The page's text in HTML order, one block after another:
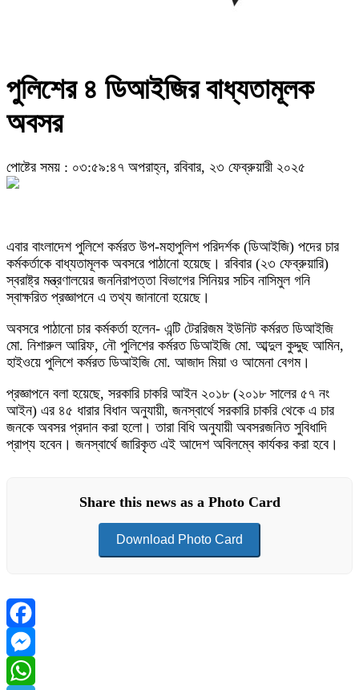
পুলিশের ৪ ডিআইজির বাধ্যতামূলক
অবসর
পোষ্টের সময় : ০৩:৫৯:৪৭ অপরাহ্ন, রবিবার, ২৩ ফেব্রুয়ারী ২০২৫
এবার বাংলাদেশ পুলিশে কর্মরত উপ-মহাপুলিশ পরিদর্শক (ডিআইজি) পদের চার
কর্মকর্তাকে বাধ্যতামূলক অবসরে পাঠানো হয়েছে। রবিবার (২৩ ফেব্রুয়ারি)
স্বরাষ্ট্র মন্ত্রণালয়ের জননিরাপত্তা বিভাগের সিনিয়র সচিব নাসিমুল গনি
স্বাক্ষরিত প্রজ্ঞাপনে এ তথ্য জানানো হয়েছে।
অবসরে পাঠানো চার কর্মকর্তা হলেন- এন্টি টেররিজম ইউনিট কর্মরত ডিআইজি
মো. নিশারুল আরিফ, নৌ পুলিশের কর্মরত ডিআইজি মো. আব্দুল কুদ্দুছ আমিন,
হাইওয়ে পুলিশে কর্মরত ডিআইজি মো. আজাদ মিয়া ও আমেনা বেগম।
প্রজ্ঞাপনে বলা হয়েছে, সরকারি চাকরি আইন ২০১৮ (২০১৮ সালের ৫৭ নং
আইন) এর ৪৫ ধারার বিধান অনুযায়ী, জনস্বার্থে সরকারি চাকরি থেকে এ চার
জনকে অবসর প্রদান করা হলো। তারা বিধি অনুযায়ী অবসরজনিত সুবিধাদি
প্রাপ্য হবেন। জনস্বার্থে জারিকৃত এই আদেশ অবিলম্বে কার্যকর করা হবে।
Share this news as a Photo Card
Download Photo Card
Facebook
Messenger